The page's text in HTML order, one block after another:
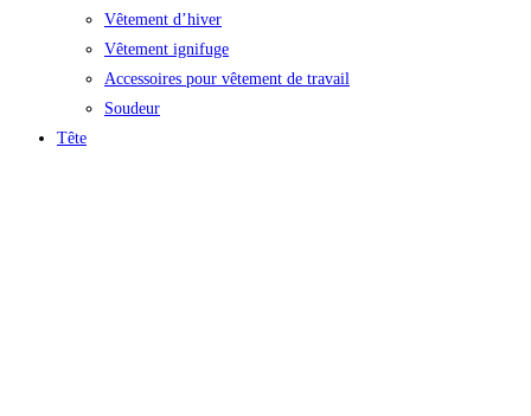
Vêtement d’hiver
Vêtement ignifuge
Accessoires pour vêtement de travail
Soudeur
Tête